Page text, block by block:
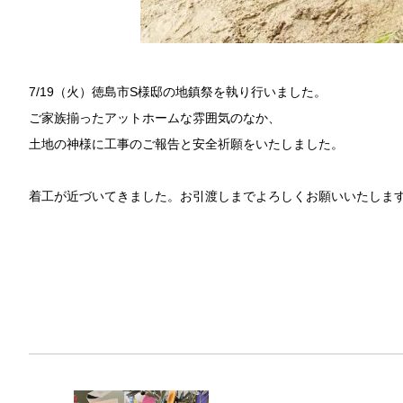
7/19（火）徳島市S様邸の地鎮祭を執り行いました。
ご家族揃ったアットホームな雰囲気のなか、
土地の神様に工事のご報告と安全祈願をいたしました。
着工が近づいてきました。お引渡しまでよろしくお願いいたしま